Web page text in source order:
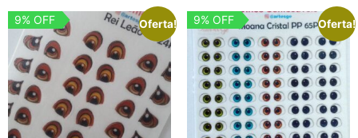
Oferta!
9% OFF Oferta!
9% OFF